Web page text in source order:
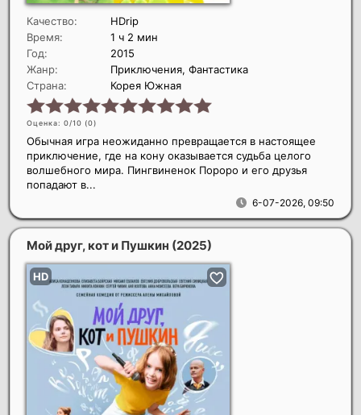
Качество:
HDrip
Время:
1 ч 2 мин
Год:
2015
Жанр:
Приключения, Фантастика
Страна:
Корея Южная
Оценка: 0/10 (0)
6-07-2026, 09:50
Обычная игра неожиданно превращается в настоящее
приключение, где на кону оказывается судьба целого
волшебного мира. Пингвиненок Пороро и его друзья
попадают в...
Мой друг, кот и Пушкин (2025)